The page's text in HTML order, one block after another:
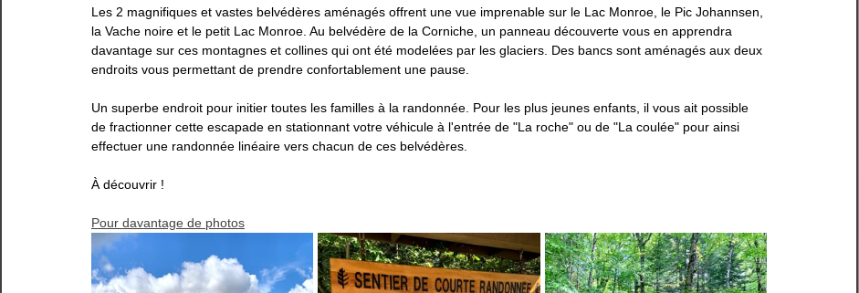
Les 2 magnifiques et vastes belvédères aménagés offrent une vue imprenable sur le Lac Monroe, le Pic Johannsen,
la Vache noire et le petit Lac Monroe. Au belvédère de la Corniche, un panneau découverte vous en apprendra
davantage sur ces montagnes et collines qui ont été modelées par les glaciers. Des bancs sont aménagés aux deux
endroits vous permettant de prendre confortablement une pause.
Un superbe endroit pour initier toutes les familles à la randonnée. Pour les plus jeunes enfants, il vous ait possible
de fractionner cette escapade en stationnant votre véhicule à l'entrée de "La roche" ou de "La coulée" pour ainsi
effectuer une randonnée linéaire vers chacun de ces belvédères.
À découvrir !
Pour davantage de photos